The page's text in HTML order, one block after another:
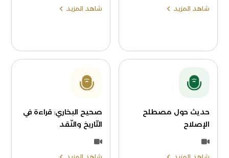
شاهد المزيد شاهد المزيد
حديث حول مصطلح
الإصلاح
صحيح البخاري: قراءة في
التّاريخ والنّقد